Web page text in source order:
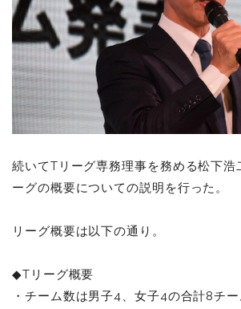
続いてTリーグ専務理事を務める松下浩
ーグの概要についての説明を行った。
リーグ概要は以下の通り。
◆Tリーグ概要
・チーム数は男子4、女子4の合計8チー